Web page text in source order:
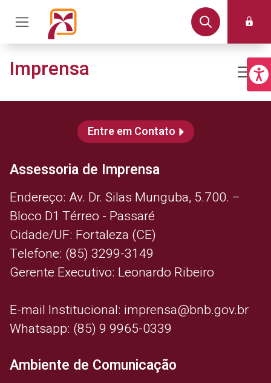
Imprensa
Entre em Contato
Assessoria de Imprensa
Endereço: Av. Dr. Silas Munguba, 5.700. –
Bloco D1 Térreo - Passaré
Cidade/UF: Fortaleza (CE)
Telefone: (85) 3299-3149
Gerente Executivo: Leonardo Ribeiro
E-mail Institucional: imprensa@bnb.gov.br
Whatsapp: (85) 9 9965-0339
Ambiente de Comunicação